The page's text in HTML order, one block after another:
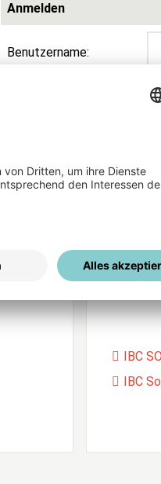
Anmelden
Benutzername:
Passwort vergessen?
IBC
IBC